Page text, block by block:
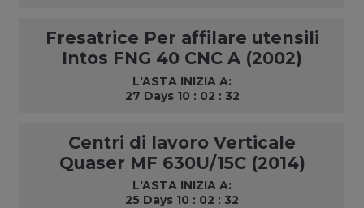
Fresatrice Per affilare utensili
Intos FNG 40 CNC A (2002)
L'ASTA INIZIA A:
27 Days 10 : 02 : 31
Centri di lavoro Verticale
Quaser MF 630U/15C (2014)
L'ASTA INIZIA A:
25 Days 10 : 02 : 31